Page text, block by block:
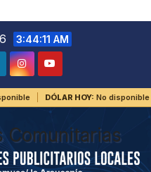
3:44:11 AM
DÓLAR HOY: No disponible